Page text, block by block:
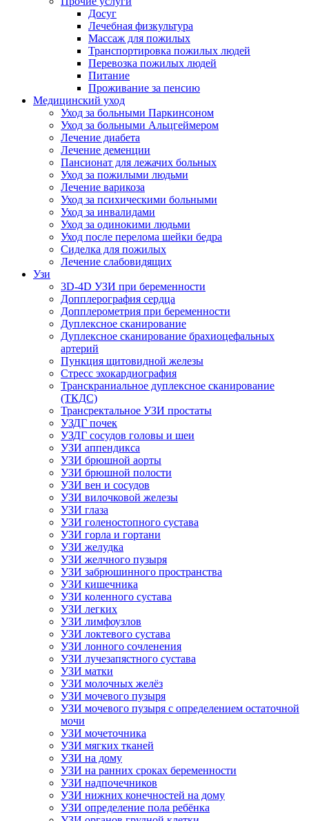
Досуг
Лечебная физкультура
Массаж для пожилых
Транспортировка пожилых людей
Перевозка пожилых людей
Питание
Проживание за пенсию
Медицинский уход
Уход за больными Паркинсоном
Уход за больными Альцгеймером
Лечение диабета
Лечение деменции
Пансионат для лежачих больных
Уход за пожилыми людьми
Лечение варикоза
Уход за психическими больными
Уход за инвалидами
Уход за одинокими людьми
Уход после перелома шейки бедра
Сиделка для пожилых
Лечение слабовидящих
Узи
3D-4D УЗИ при беременности
Допплерография сердца
Допплерометрия при беременности
Дуплексное сканирование
Дуплексное сканирование брахиоцефальных
артерий
Пункция щитовидной железы
Стресс эхокардиография
Транскраниальное дуплексное сканирование
(ТКДС)
Трансректальное УЗИ простаты
УЗДГ почек
УЗДГ сосудов головы и шеи
УЗИ аппендикса
УЗИ брюшной аорты
УЗИ брюшной полости
УЗИ вен и сосудов
УЗИ вилочковой железы
УЗИ глаза
УЗИ голеностопного сустава
УЗИ горла и гортани
УЗИ желудка
УЗИ желчного пузыря
УЗИ забрюшинного пространства
УЗИ кишечника
УЗИ коленного сустава
УЗИ легких
УЗИ лимфоузлов
УЗИ локтевого сустава
УЗИ лонного сочленения
УЗИ лучезапястного сустава
УЗИ матки
УЗИ молочных желёз
УЗИ мочевого пузыря
УЗИ мочевого пузыря с определением остаточной
мочи
УЗИ мочеточника
УЗИ мягких тканей
УЗИ на дому
УЗИ на ранних сроках беременности
УЗИ надпочечников
УЗИ нижних конечностей на дому
УЗИ определение пола ребёнка